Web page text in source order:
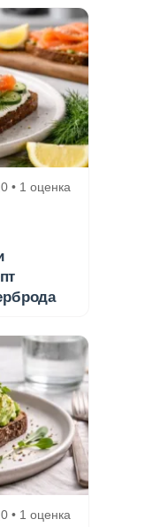
• 1 оценка
• 1 оценка